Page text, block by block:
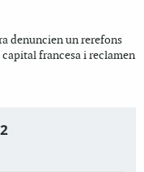
denuncien un rerefons
francesa i reclamen